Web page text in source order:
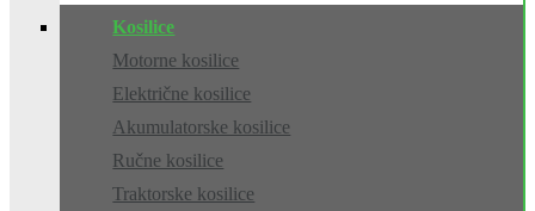
Kosilice
Motorne kosilice
Električne kosilice
Akumulatorske kosilice
Ručne kosilice
Traktorske kosilice